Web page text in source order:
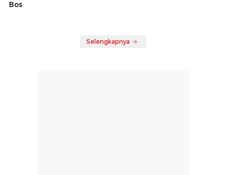
Bos
Selengkapnya